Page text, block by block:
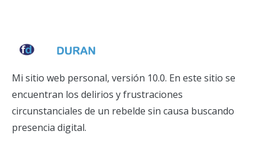
Mi sitio web personal, versión 10.0. En este sitio se
encuentran los delirios y frustraciones
circunstanciales de un rebelde sin causa buscando
presencia digital.